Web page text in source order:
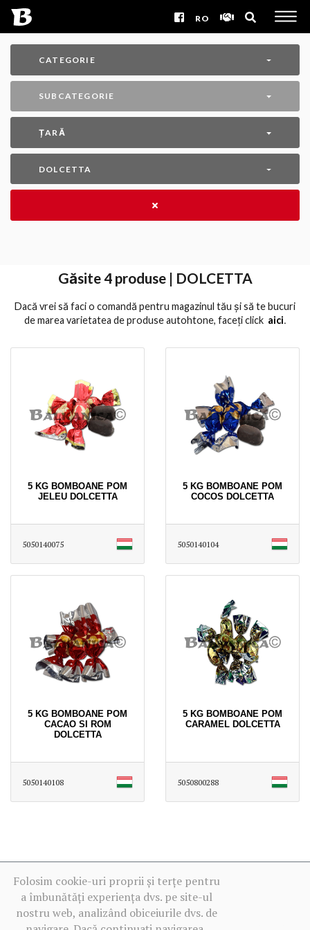
RO
CATEGORIE
SUBCATEGORIE
ȚARĂ
DOLCETTA
Găsite4produse | DOLCETTA
Dacă vrei să faci o comandă pentru magazinul tău și să te bucuri
de marea varietatea de produse autohtone, faceți click aici․
5 KG BOMBOANE POM
JELEU DOLCETTA
5050140075
5 KG BOMBOANE POM
COCOS DOLCETTA
5050140104
5 KG BOMBOANE POM
CACAO SI ROM
DOLCETTA
5050140108
5 KG BOMBOANE POM
CARAMEL DOLCETTA
5050800288
Folosim cookie-uri proprii și terțe pentru
a îmbunătăți experiența dvs. pe site-ul
nostru web, analizând obiceiurile dvs. de